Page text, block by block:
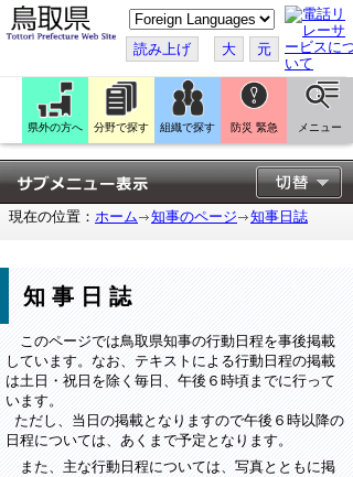
こ
の
ペ
ー
ジ
翻
訳
す
る
読み上げ 大 元
県外の方へ 分野で探す 組織で探す 防災 緊急 メニュー
現在の位置： ホーム 知事のページ 知事日誌
知事日誌
このページでは鳥取県知事の行動日程を事後掲載
しています。なお、テキストによる行動日程の掲載
は土日・祝日を除く毎日、午後６時頃までに行って
います。
ただし、当日の掲載となりますので午後６時以降の
日程については、あくまで予定となります。
また、主な行動日程については、写真とともに掲